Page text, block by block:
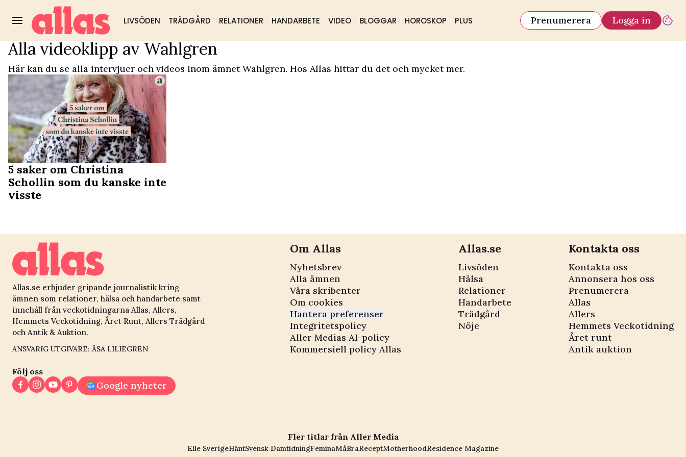
LIVSÖDEN TRÄDGÅRD RELATIONER HANDARBETE VIDEO BLOGGAR HOROSKOP PLUS Prenumerera Logga in
Populärt: Trädgård DIY & husmorstips Hälsa & välmående
Video Start/Wahlgren
Alla videoklipp av Wahlgren
Här kan du se alla intervjuer och videos inom ämnet Wahlgren. Hos Allas hittar du det och mycket mer.
5 saker om Christina
Schollin som du kanske inte
visste
Allas.se erbjuder gripande journalistik kring
ämnen som relationer, hälsa och handarbete samt
innehåll från veckotidningarna Allas, Allers,
Hemmets Veckotidning, Året Runt, Allers Trädgård
och Antik & Auktion.
ANSVARIG UTGIVARE: ÅSA LILIEGREN
Följ oss
Google nyheter
Om Allas
Nyhetsbrev
Alla ämnen
Våra skribenter
Om cookies
Hantera preferenser
Integritetspolicy
Aller Medias AI-policy
Kommersiell policy Allas
Allas.se
Livsöden
Hälsa
Relationer
Handarbete
Trädgård
Nöje
Kontakta oss
Kontakta oss
Annonsera hos oss
Prenumerera
Allas
Allers
Hemmets Veckotidning
Året runt
Antik auktion
Fler titlar från Aller Media
Elle SverigeHäntSvensk DamtidningFeminaMåBraReceptMotherhoodResidence Magazine